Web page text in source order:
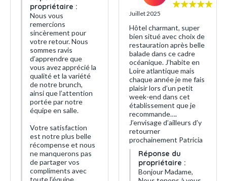
propriétaire :
Nous vous
remercions
sincèrement pour
votre retour. Nous
sommes ravis
d’apprendre que
vous avez apprécié la
qualité et la variété
de notre brunch,
ainsi que l’attention
portée par notre
équipe en salle.
Votre satisfaction
est notre plus belle
récompense et nous
ne manquerons pas
de partager vos
compliments avec
toute l’équipe.
Juillet 2025
Hôtel charmant, super
bien situé avec choix de
restauration après belle
balade dans ce cadre
océanique. J’habite en
Loire atlantique mais
chaque année je me fais
plaisir lors d’un petit
week-end dans cet
établissement que je
recommande….
J’envisage d’ailleurs d’y
retourner
prochainement Patricia
Réponse du
propriétaire :
Bonjour Madame,